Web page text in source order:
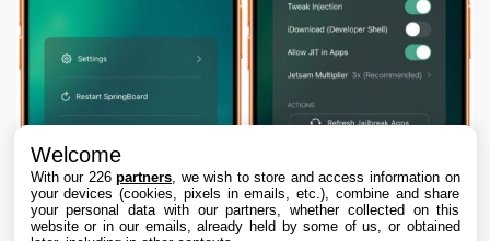
Welcome
With our 226partners , we wish to store and access information on
your devices (cookies, pixels in emails, etc.), combine and share
your personal data with our partners, whether collected on this
website or in our emails, already held by some of us, or obtained